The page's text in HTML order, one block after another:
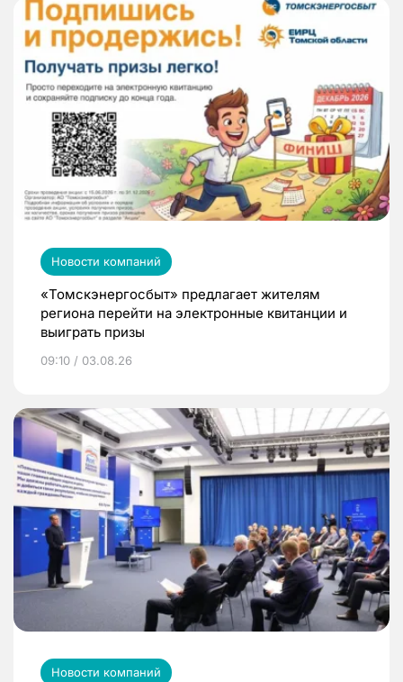
Новости компаний
«Томскэнергосбыт» предлагает жителям
региона перейти на электронные квитанции и
выиграть призы
09:10 / 03.08.26
Новости компаний